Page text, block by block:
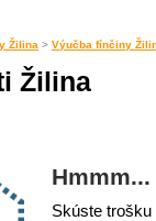
Žilina > Výučba fínčiny
Žilina
Skúste